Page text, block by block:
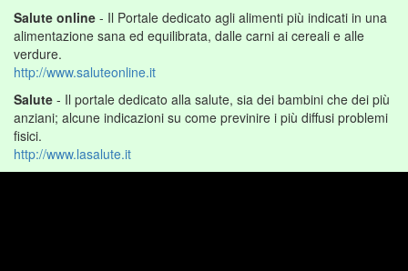
Salute online - Il Portale dedicato agli alimenti più indicati in una
alimentazione sana ed equilibrata, dalle carni ai cereali e alle
verdure.
http://www.saluteonline.it
Salute - Il portale dedicato alla salute, sia dei bambini che dei più
anziani; alcune indicazioni su come previnire i più diffusi problemi
fisici.
http://www.lasalute.it